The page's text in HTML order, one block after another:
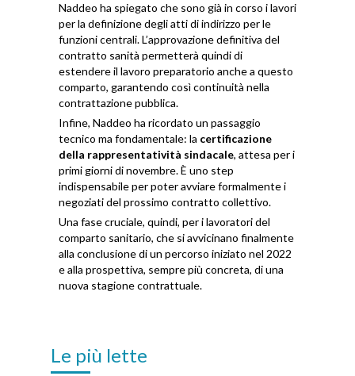
Naddeo ha spiegato che sono già in corso i lavori
per la definizione degli atti di indirizzo per le
funzioni centrali. L’approvazione definitiva del
contratto sanità permetterà quindi di
estendere il lavoro preparatorio anche a questo
comparto, garantendo così continuità nella
contrattazione pubblica.
Infine, Naddeo ha ricordato un passaggio
tecnico ma fondamentale: la certificazione
della rappresentatività sindacale, attesa per i
primi giorni di novembre. È uno step
indispensabile per poter avviare formalmente i
negoziati del prossimo contratto collettivo.
Una fase cruciale, quindi, per i lavoratori del
comparto sanitario, che si avvicinano finalmente
alla conclusione di un percorso iniziato nel 2022
e alla prospettiva, sempre più concreta, di una
nuova stagione contrattuale.
Le più lette